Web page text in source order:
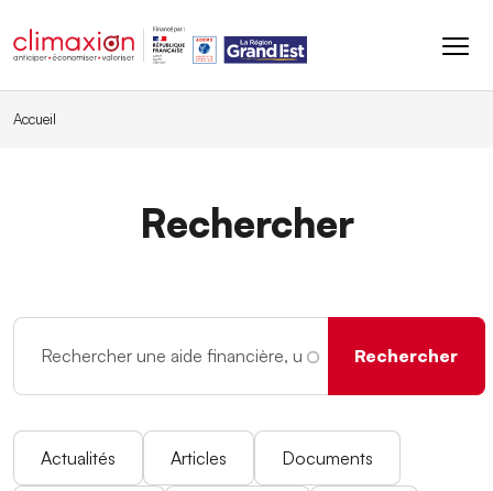
Accueil
Rechercher
Actualités Articles Documents